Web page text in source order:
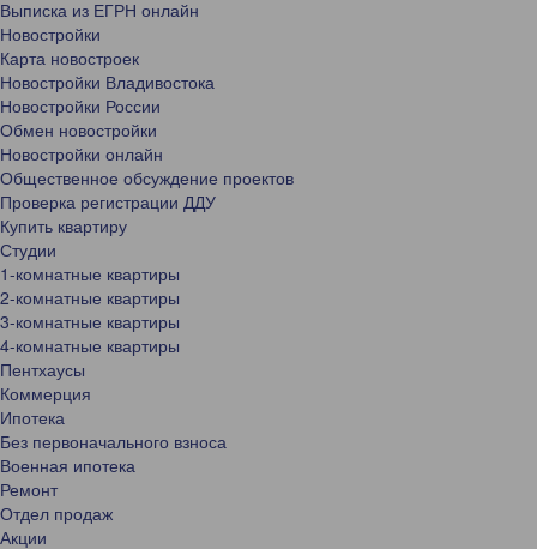
Выписка из ЕГРН онлайн
Новостройки
Карта новостроек
Новостройки Владивостока
Новостройки России
Обмен новостройки
Новостройки онлайн
Общественное обсуждение проектов
Проверка регистрации ДДУ
Купить квартиру
Студии
1-комнатные квартиры
2-комнатные квартиры
3-комнатные квартиры
4-комнатные квартиры
Пентхаусы
Коммерция
Ипотека
Без первоначального взноса
Военная ипотека
Ремонт
Отдел продаж
Акции